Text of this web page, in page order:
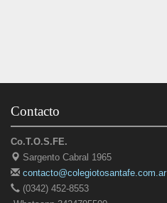
Contacto
Co.T.O.S.FE.
Sargento Cabral 1965
contacto@colegiotosantafe.com.ar
(0342) 452-8553